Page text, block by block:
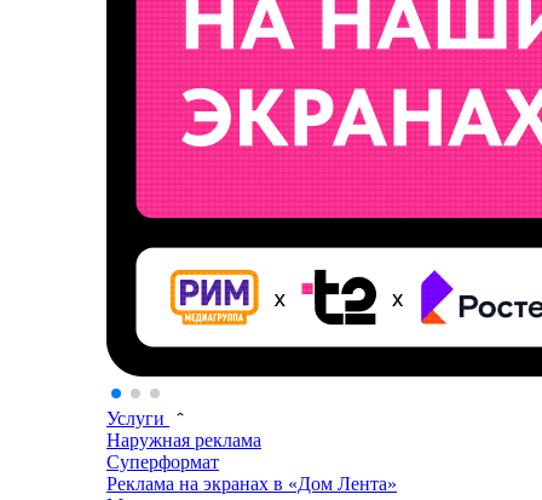
Услуги
Наружная реклама
Суперформат
Реклама на экранах в «Дом Лента»